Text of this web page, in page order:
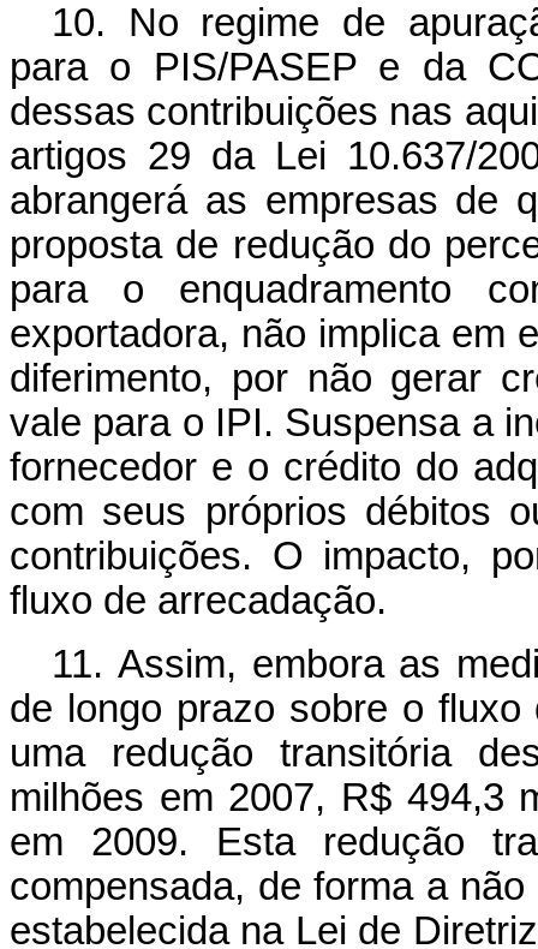
10. No regime de
para o PIS/PASEP e da
dessas contribuições nas
artigos 29 da Lei 10.637/
abrangerá as empresas de
proposta de redução do
para o enquadramento
exportadora, não implica em
diferimento, por não gerar
vale para o IPI. Suspensa a
fornecedor e o crédito do
com seus próprios débitos
contribuições. O impacto,
fluxo de arrecadação.
11. Assim, embora as
de longo prazo sobre o
uma redução transitória
milhões em 2007, R$ 494,3
em 2009. Esta redução
compensada, de forma a
estabelecida na Lei de